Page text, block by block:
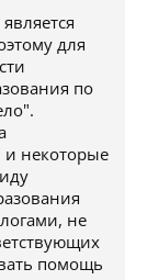
для
по
и некоторые
не
помощь